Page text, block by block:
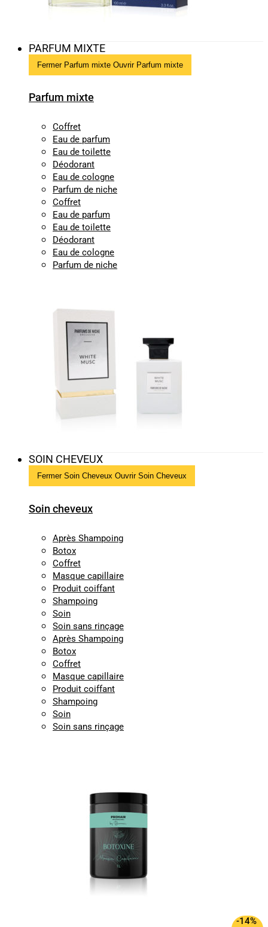
PARFUM MIXTE
Fermer Parfum mixte Ouvrir Parfum mixte
Parfum mixte
Coffret
Eau de parfum
Eau de toilette
Déodorant
Eau de cologne
Parfum de niche
Coffret
Eau de parfum
Eau de toilette
Déodorant
Eau de cologne
Parfum de niche
SOIN CHEVEUX
Fermer Soin Cheveux Ouvrir Soin Cheveux
Soin cheveux
Après Shampoing
Botox
Coffret
Masque capillaire
Produit coiffant
Shampoing
Soin
Soin sans rinçage
Après Shampoing
Botox
Coffret
Masque capillaire
Produit coiffant
Shampoing
Soin
Soin sans rinçage
-14%